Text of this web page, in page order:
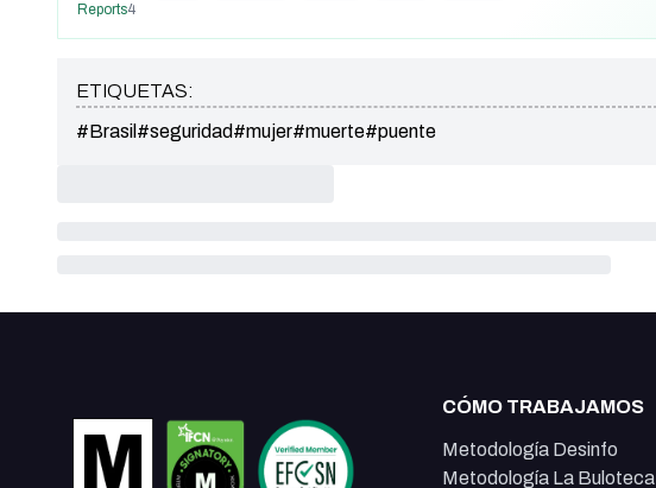
Reports4
ETIQUETAS:
#Brasil #seguridad#mujer#muerte#puente
CÓMO TRABAJAMOS
Metodología Desinfo
Metodología La Buloteca